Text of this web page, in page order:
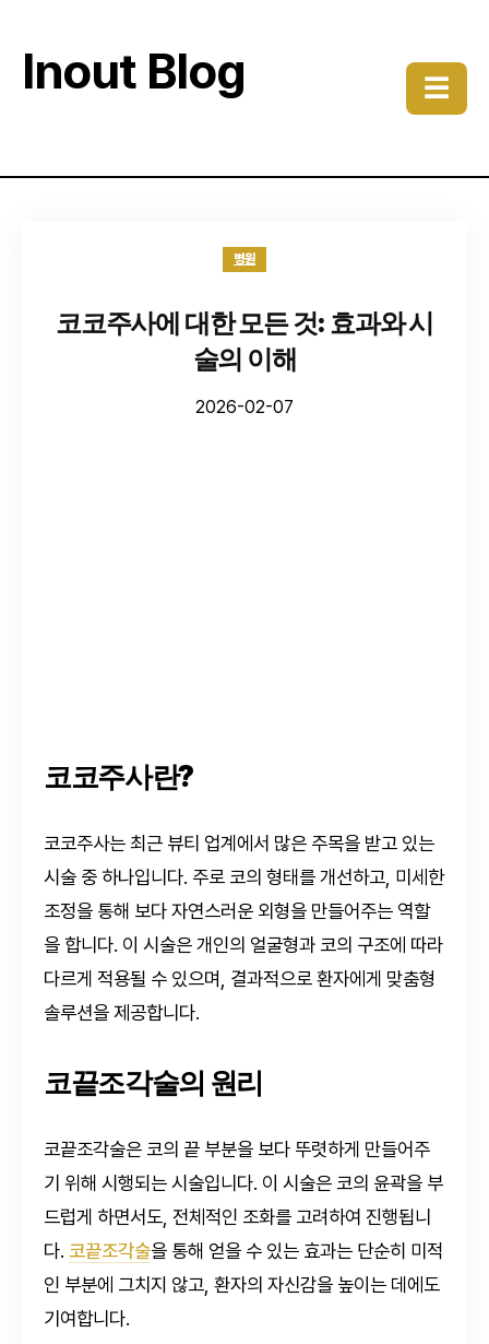
Inout Blog ☰
병원
코코주사에 대한 모든 것: 효과와 시
술의 이해
2026-02-07
코코주사란?
코코주사는 최근 뷰티 업계에서 많은 주목을 받고 있는
시술 중 하나입니다. 주로 코의 형태를 개선하고, 미세한
조정을 통해 보다 자연스러운 외형을 만들어주는 역할
을 합니다. 이 시술은 개인의 얼굴형과 코의 구조에 따라
다르게 적용될 수 있으며, 결과적으로 환자에게 맞춤형
솔루션을 제공합니다.
코끝조각술의 원리
코끝조각술은 코의 끝 부분을 보다 뚜렷하게 만들어주
기 위해 시행되는 시술입니다. 이 시술은 코의 윤곽을 부
드럽게 하면서도, 전체적인 조화를 고려하여 진행됩니
다. 코끝조각술을 통해 얻을 수 있는 효과는 단순히 미적
인 부분에 그치지 않고, 환자의 자신감을 높이는 데에도
기여합니다.